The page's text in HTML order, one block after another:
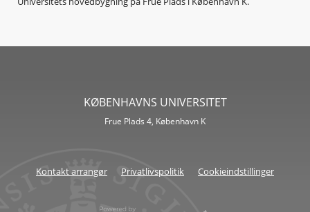
KØBENHAVNS UNIVERSITET
Frue Plads 4, København K
Kontakt arrangør Privatlivspolitik Cookieindstillinger